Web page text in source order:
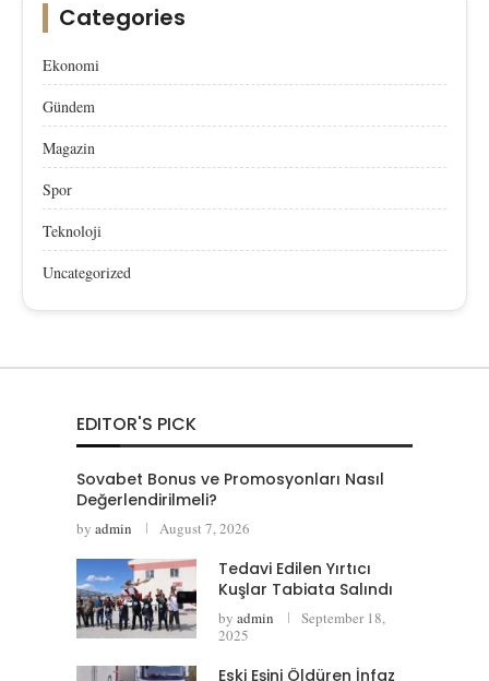
Categories
Ekonomi
Gündem
Magazin
Spor
Teknoloji
Uncategorized
EDITOR'S PICK
Sovabet Bonus ve Promosyonları Nasıl
Değerlendirilmeli?
by admin August 7, 2026
Tedavi Edilen Yırtıcı
Kuşlar Tabiata Salındı
by admin
September 18,
2025
Eski Eşini Öldüren İnfaz